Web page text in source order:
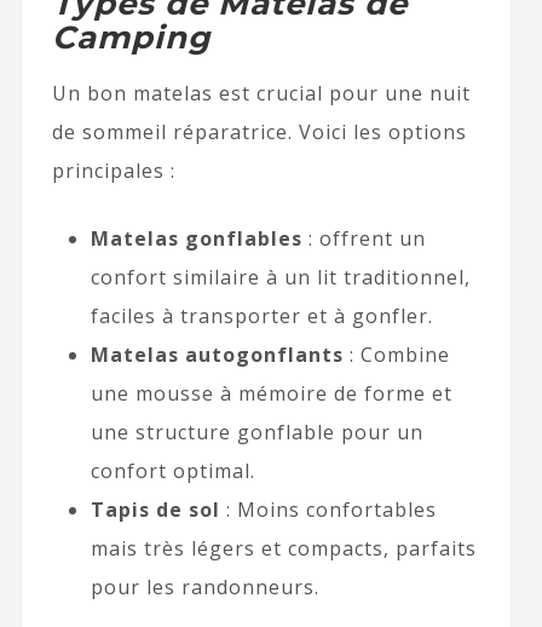
Camping
Un bon matelas est crucial pour une nuit
de sommeil réparatrice. Voici les options
principales :
Matelas gonflables : offrent un
confort similaire à un lit traditionnel,
faciles à transporter et à gonfler.
Matelas autogonflants : Combine
une mousse à mémoire de forme et
une structure gonflable pour un
confort optimal.
Tapis de sol : Moins confortables
mais très légers et compacts, parfaits
pour les randonneurs.